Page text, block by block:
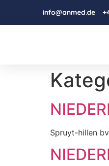
info@anmed.de
Spruyt-hillen